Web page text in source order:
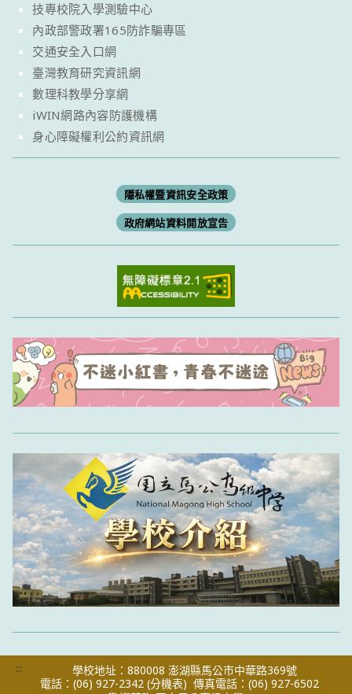
技專校院入學測驗中心
內政部警政署165防詐騙專區
交通安全入口網
臺灣教育研究資訊網
數理科教學分享網
iWIN網路內容防護機構
身心障礙權利公約資訊網
隱私權暨資訊安全政策
政府網站資料開放宣告
:::
學校地址：880008 澎湖縣馬公市中華路369號
電話：(06) 927-2342 (分機表) 傳真電話：(06) 927-6502